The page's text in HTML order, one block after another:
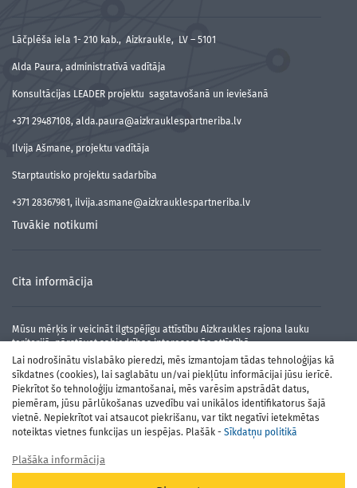
Lai nodrošinātu vislabāko pieredzi, mēs izmantojam tādas tehnoloģijas kā
sīkdatnes (cookies), lai saglabātu un/vai piekļūtu informācijai jūsu ierīcē.
Piekrītot šo tehnoloģiju izmantošanai, mēs varēsim apstrādāt datus,
piemēram, jūsu pārlūkošanas uzvedību vai unikālos identifikatorus šajā
vietnē. Nepiekrītot vai atsaucot piekrišanu, var tikt negatīvi ietekmētas
noteiktas vietnes funkcijas un iespējas. Plašāk - Sīkdatņu politikā
Plašāka informācija
Lāčplēša iela 1- 210 kab., Aizkraukle, LV – 5101
Alda Paura, administratīvā vadītāja
Konsultācijas LEADER projektu sagatavošanā un ieviešanā
+371 29487108, alda.paura@aizkrauklespartneriba.lv
Ilvija Ašmane, projektu vadītāja
Starptautisko projektu sadarbība
+371 28367981, ilvija.asmane@aizkrauklespartneriba.lv
Tuvākie notikumi
Cita informācija
Mūsu mērķis ir veicināt ilgtspējīgu attīstību Aizkraukles rajona lauku
teritorijā, pārstāvot sabiedrības intereses tās attīstībā.
Atbalsta Zemkopības ministrija un Lauku atbalsta dienests